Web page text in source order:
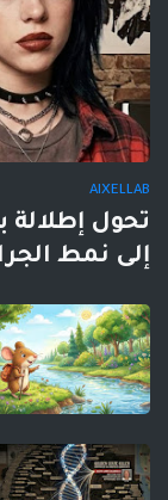
AIXELLAB
تحول إطلالة
إلى نمط